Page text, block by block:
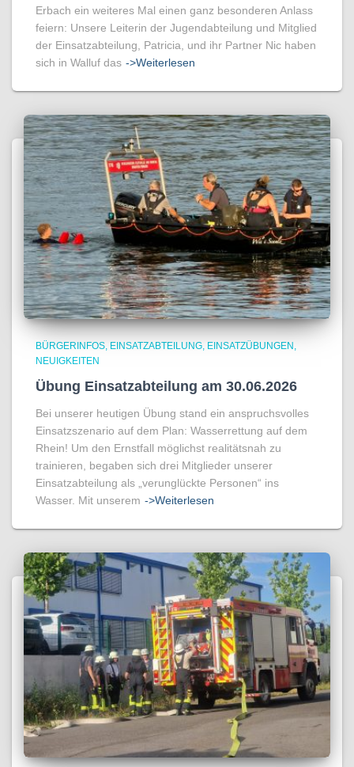
Erbach ein weiteres Mal einen ganz besonderen Anlass
feiern: Unsere Leiterin der Jugendabteilung und Mitglied
der Einsatzabteilung, Patricia, und ihr Partner Nic haben
sich in Walluf das ->Weiterlesen
BÜRGERINFOS EINSATZABTEILUNG EINSATZÜBUNGEN
NEUIGKEITEN
Übung Einsatzabteilung am 30.06.2026
Bei unserer heutigen Übung stand ein anspruchsvolles
Einsatzszenario auf dem Plan: Wasserrettung auf dem
Rhein! Um den Ernstfall möglichst realitätsnah zu
trainieren, begaben sich drei Mitglieder unserer
Einsatzabteilung als „verunglückte Personen“ ins
Wasser. Mit unserem ->Weiterlesen